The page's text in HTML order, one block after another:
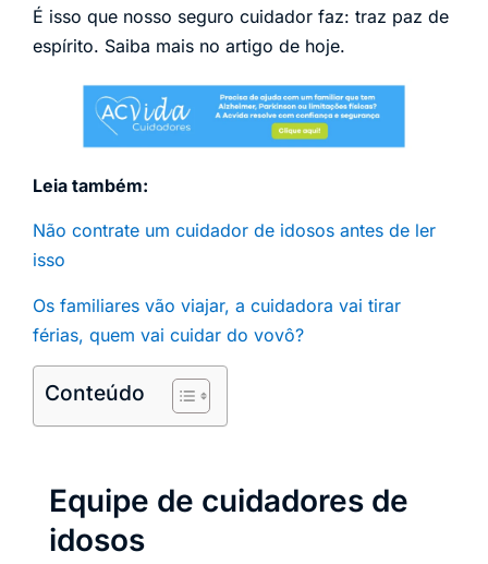
É isso que nosso seguro cuidador faz: traz paz de
espírito. Saiba mais no artigo de hoje.
Leia também:
Não contrate um cuidador de idosos antes de ler
isso
Os familiares vão viajar, a cuidadora vai tirar
férias, quem vai cuidar do vovô?
Conteúdo
Equipe de cuidadores de
idosos